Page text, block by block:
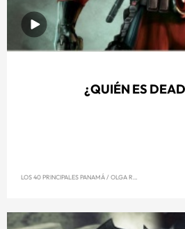
¿QUIÉN ES
LOS 40 PRINCIPALES PANAMÁ/ OLGA REYNA